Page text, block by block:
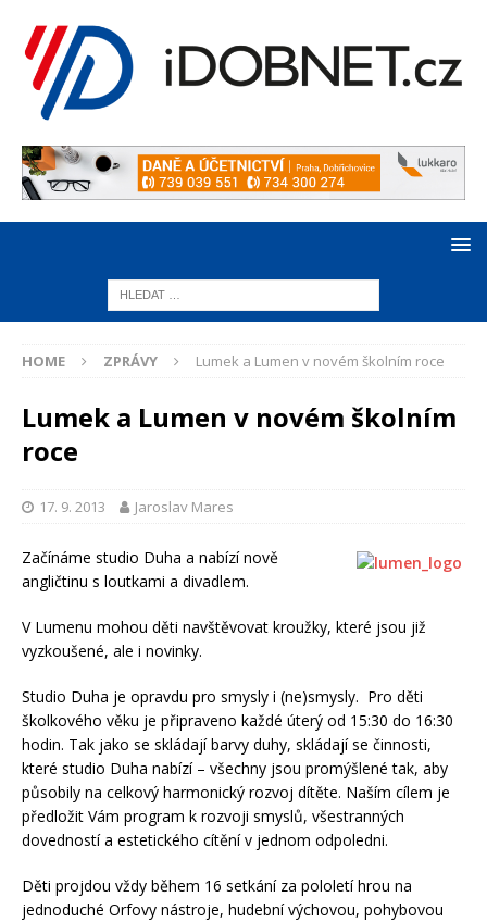
HOME ZPRÁVY Lumek a Lumen v novém školním roce
Lumek a Lumen v novém školním
roce
17. 9. 2013 Jaroslav Mares
Začínáme studio Duha a nabízí nově
angličtinu s loutkami a divadlem.
V Lumenu mohou děti navštěvovat kroužky, které jsou již
vyzkoušené, ale i novinky.
Studio Duha je opravdu pro smysly i (ne)smysly. Pro děti
školkového věku je připraveno každé úterý od 15:30 do 16:30
hodin. Tak jako se skládají barvy duhy, skládají se činnosti,
které studio Duha nabízí – všechny jsou promýšlené tak, aby
působily na celkový harmonický rozvoj dítěte. Naším cílem je
předložit Vám program k rozvoji smyslů, všestranných
dovedností a estetického cítění v jednom odpoledni.
Děti projdou vždy během 16 setkání za pololetí hrou na
jednoduché Orfovy nástroje, hudební výchovou, pohybovou